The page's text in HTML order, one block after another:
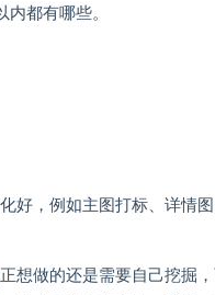
都有哪些。
好，例如主图打标、详情
想做的还是需要自己挖掘